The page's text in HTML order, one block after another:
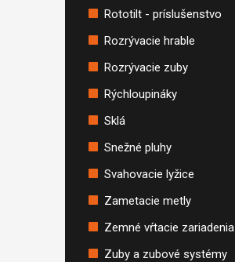
Rototilt - príslušenstvo
Rozrývacie hrable
Rozrývacie zuby
Rýchloupináky
Sklá
Snežné pluhy
Svahovacie lyžice
Zametacie metly
Zemné vŕtacie zariadenia
Zuby a zubové systémy